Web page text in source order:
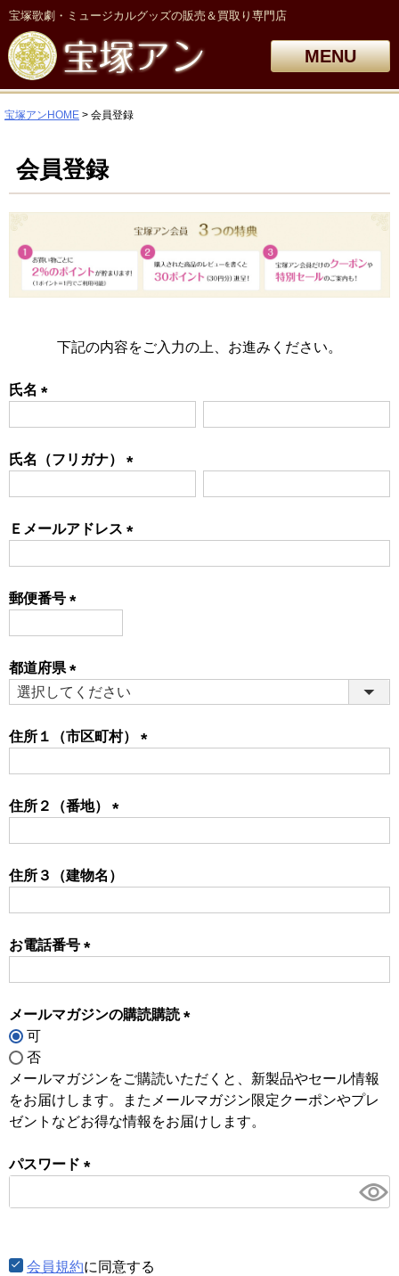
宝塚歌劇・ミュージカルグッズの販売＆買取り専門店
MENU
宝塚アンHOME 会員登録
会員登録
下記の内容をご入力の上、お進みください。
氏名
氏名（フリガナ）
Ｅメールアドレス
郵便番号
都道府県
(必
住所１（市区町村）
住所２（番地）
住所３（建物名）
お電話番号
メールマガジンの購読購読
可
否
メールマガジンをご購読いただくと、新製品やセール情報
をお届けします。またメールマガジン限定クーポンやプレ
ゼントなどお得な情報をお届けします。
パスワード
須)
会員規約に同意する